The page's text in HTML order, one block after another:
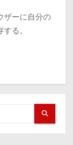
ザーに自分の
る。